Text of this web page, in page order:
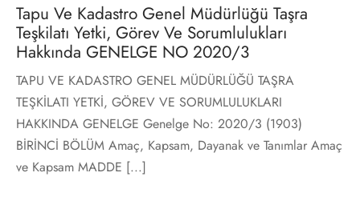
Tapu Ve Kadastro Genel Müdürlüğü Taşra
Teşkilatı Yetki, Görev Ve Sorumlulukları
Hakkında GENELGE NO 2020/3
TAPU VE KADASTRO GENEL MÜDÜRLÜĞÜ TAŞRA
TEŞKİLATI YETKİ, GÖREV VE SORUMLULUKLARI
HAKKINDA GENELGE Genelge No: 2020/3 (1903)
BİRİNCİ BÖLÜM Amaç, Kapsam, Dayanak ve Tanımlar Amaç
ve Kapsam MADDE [...]